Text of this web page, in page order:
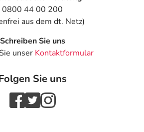
0800 44 00 200
aus dem dt. Netz)
Schreiben Sie uns
unser Kontaktformular
Sie uns